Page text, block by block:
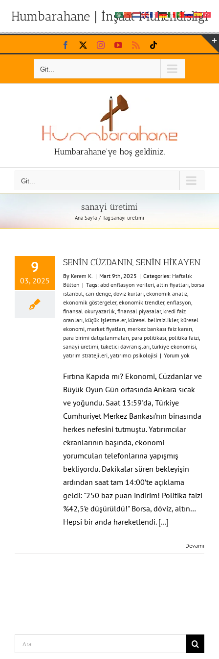
Humbarahane | İnşaat Mühendisliği
Skip
to
Facebook InstagramYouTubeRss
Git...
Humbarahane'ye hoş geldiniz.
Git...
sanayi üretimi
Ana Sayfa Tag:sanayi üretimi
9
03, 2025
SENİN CÜZDANIN, SENİN HİKAYEN
By Kerem K. | Mart 9th, 2025 | Categories: Haftalık
Bülten | Tags: abd enflasyon verileri, altın fiyatları, borsa
istanbul, cari denge, döviz kurları, ekonomik analiz,
ekonomik göstergeler, ekonomik trendler, enflasyon,
finansal okuryazarlık, finansal piyasalar, kredi faiz
oranları, küçük işletmeler, küresel belirsizlikler, küresel
ekonomi, market fiyatları, merkez bankası faiz kararı,
para birimi dalgalanmaları, para politikası, politika faizi,
sanayi üretimi, tüketici davranışları, türkiye ekonomisi,
yatırım stratejileri, yatırımcı psikolojisi | Yorum yok
Fırtına Kapıda mı? Ekonomi, Cüzdanlar ve
Büyük Oyun Gün ortasında Ankara sıcak
ve yoğundu. Saat 13:59'da, Türkiye
Cumhuriyet Merkez Bankası’nın binasında
herkes nefesini tutmuştu. Yatırımcılar
ekranlarının başında, ekonomi
yorumcuları telefonlarına yapışmış
bekliyordu. Dakikalar süren bekleyişin
ardından saat tam 14:00’te açıklama
geldi: "250 baz puan indirim! Politika faizi
%42,5’e düşürüldü!" Borsa, döviz, altın…
Hepsi bir anda hareketlendi. [...]
Devamı
Search
for: